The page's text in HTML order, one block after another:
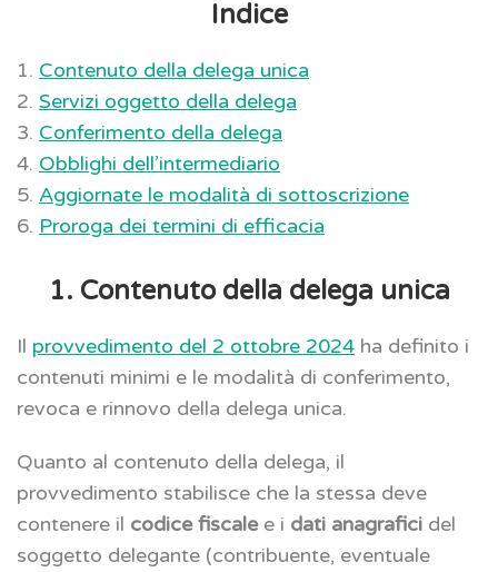
Indice
1. Contenuto della delega unica
2. Servizi oggetto della delega
3. Conferimento della delega
4. Obblighi dell’intermediario
5. Aggiornate le modalità di sottoscrizione
6. Proroga dei termini di efficacia
1. Contenuto della delega unica
Il provvedimento del 2 ottobre 2024 ha definito i
contenuti minimi e le modalità di conferimento,
revoca e rinnovo della delega unica.
Quanto al contenuto della delega, il
provvedimento stabilisce che la stessa deve
contenere il codice fiscalee i dati anagrafici del
soggetto delegante (contribuente, eventuale